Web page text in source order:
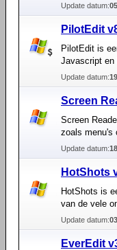
Update datum:
PilotEdit
PilotEdit is
Javascript en
Update datum:
Screen
Screen
zoals menu's
Update datum:
HotShots
HotShots is
van de vele
Update datum:
EverEdit